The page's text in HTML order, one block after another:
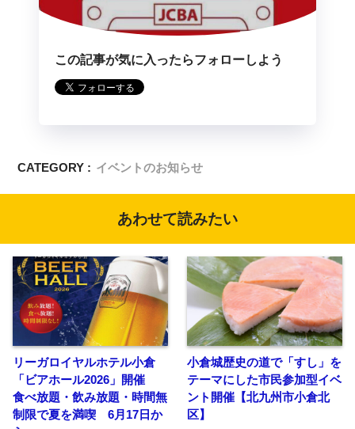
この記事が気に入ったらフォローしよう
CATEGORY : イベントのお知らせ
あわせて読みたい
リーガロイヤルホテル小倉
「ビアホール2026」開催
食べ放題・飲み放題・時間無
制限で夏を満喫 6月17日か
小倉城歴史の道で「すし」を
テーマにした市民参加型イベ
ント開催【北九州市小倉北
区】